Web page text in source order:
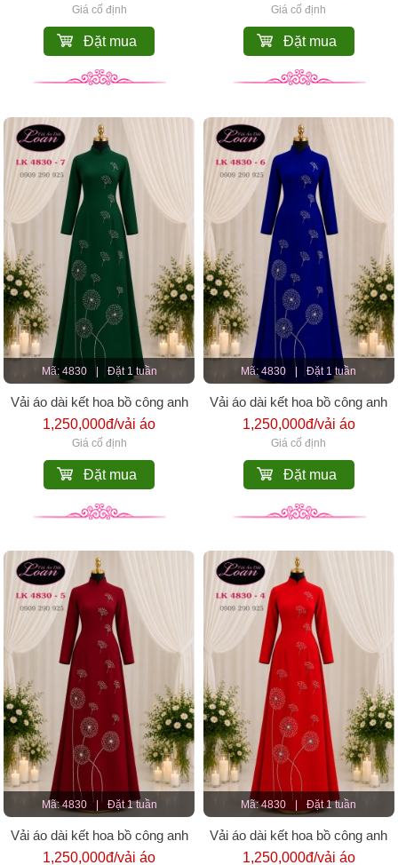
Giá cố định
Đặt mua
Giá cố định
Đặt mua
Mã: 4830 Đặt 1 tuần
Vải áo dài kết hoa bồ công anh
1,250,000đ/vải áo
Giá cố định
Đặt mua
Mã: 4830 Đặt 1 tuần
Vải áo dài kết hoa bồ công anh
1,250,000đ/vải áo
Giá cố định
Đặt mua
Mã: 4830 Đặt 1 tuần
Vải áo dài kết hoa bồ công anh
1,250,000đ/vải áo
Mã: 4830 Đặt 1 tuần
Vải áo dài kết hoa bồ công anh
1,250,000đ/vải áo